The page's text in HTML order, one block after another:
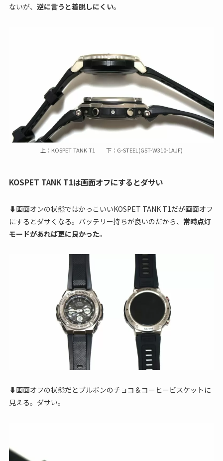
ないが、 逆に言うと着脱しにくい。
上：KOSPET TANK T1 下：G-STEEL(GST-W310-1AJF)
KOSPET TANK T1は画面オフにするとダサい
⬇画面オンの状態ではかっこいいKOSPET TANK T1だが画面オフ
にするとダサくなる。バッテリー持ちが良いのだから、 常時点灯
モードがあれば更に良かった。
⬇画面オフの状態だとブルボンのチョコ＆コーヒービスケットに
見える。ダサい。